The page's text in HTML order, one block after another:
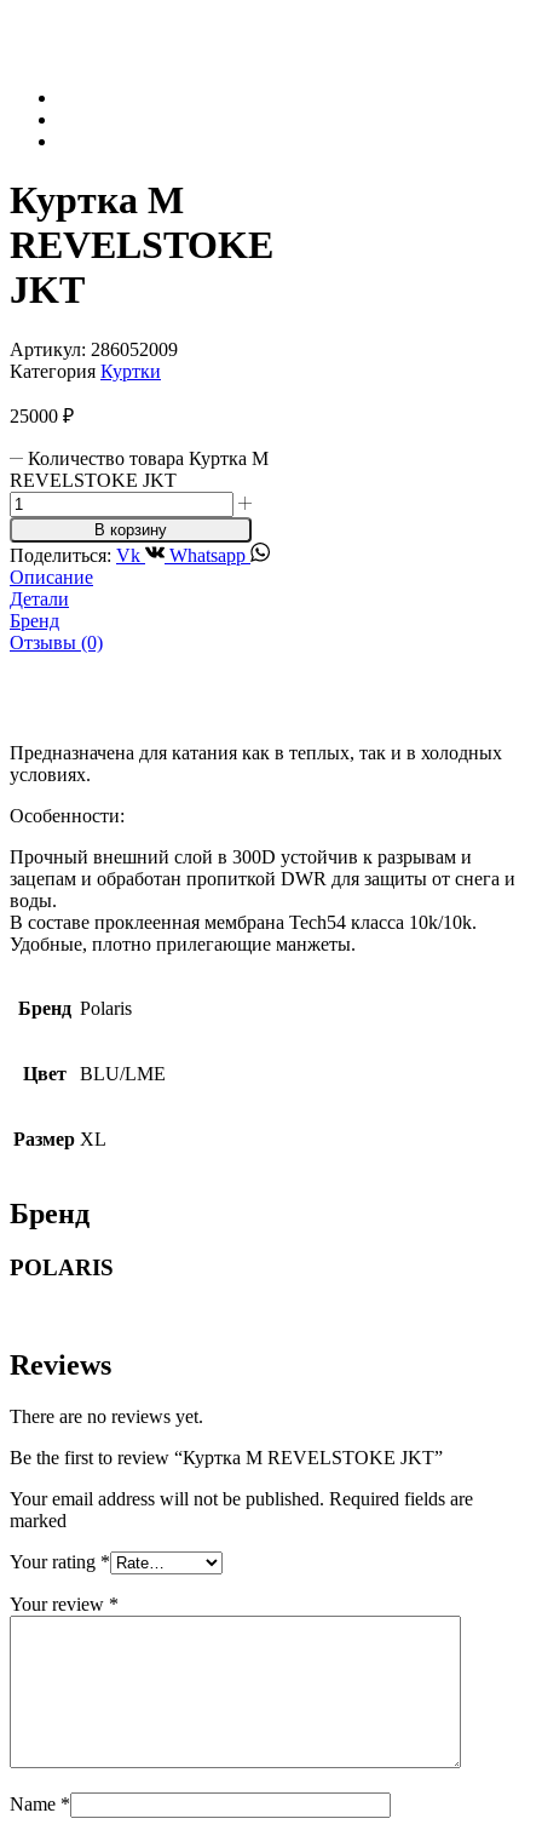
Куртка M
REVELSTOKE
JKT
Артикул: 286052009
Категория Куртки
25000 ₽
Количество товара Куртка M
REVELSTOKE JKT
В корзину
Поделиться: Vk
Whatsapp
Описание
Детали
Бренд
Отзывы (0)
Предназначена для катания как в теплых, так и в холодных
условиях.
Особенности:
Прочный внешний слой в 300D устойчив к разрывам и
зацепам и обработан пропиткой DWR для защиты от снега и
воды.
В составе проклеенная мембрана Tech54 класса 10k/10k.
Удобные, плотно прилегающие манжеты.
Бренд Polaris
Цвет BLU/LME
Размер XL
Бренд
POLARIS
Reviews
There are no reviews yet.
Be the first to review “Куртка M REVELSTOKE JKT”
Your email address will not be published. Required fields are
marked
Your rating *
Your review *
Name *